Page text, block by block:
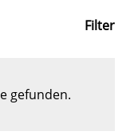
Filter
gefunden.